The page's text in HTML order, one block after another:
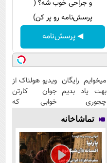
و جراحی خوب شه؟ (
پرسش‌نامه رو پر کن)
◀ پرسش‌نامه
میخوایم رایگان
بهت یاد بدیم
چجوری
پولدارشی! باور
نداری امتحانش
مجانیه
ویدیو هولناک از
جوان کارتن
خوابی که
تماشاخانه